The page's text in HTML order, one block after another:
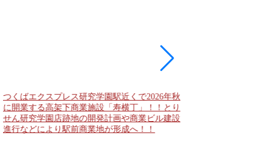
つくばエクスプレス研究学園駅近くで2026年秋
に開業する高架下商業施設「寿横丁」！！とり
せん研究学園店跡地の開発計画や商業ビル建設
進行などにより駅前商業地が形成へ！！